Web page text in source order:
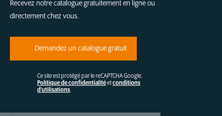
Recevez notre catalogue gratuitement en ligne ou
directement chez vous.
Demandez un catalogue gratuit
Ce site est protégé par le reCAPTCHA Google.
Politique de confidentialitéetconditions
d'utilisations.